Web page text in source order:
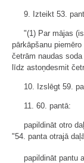
9. Izteikt 53.
"(1) Par mājas
pārkāpšanu
četrām naudas
līdz astoņdesmit
10. Izslēgt 59.
11. 60. pantā:
papildināt otro
"54. panta otrajā
papildināt pantu